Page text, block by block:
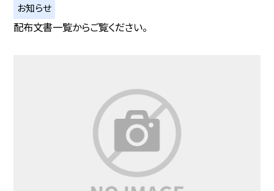
お知らせ
配布文書一覧からご覧ください。